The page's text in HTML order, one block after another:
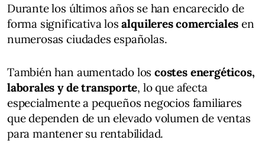
Durante los últimos años se han encarecido de
forma significativa losalquileres comerciales en
numerosas ciudades españolas.
También han aumentado loscostes energéticos,
laborales y de transporte, lo que afecta
especialmente a pequeños negocios familiares
que dependen de un elevado volumen de ventas
para mantener su rentabilidad.